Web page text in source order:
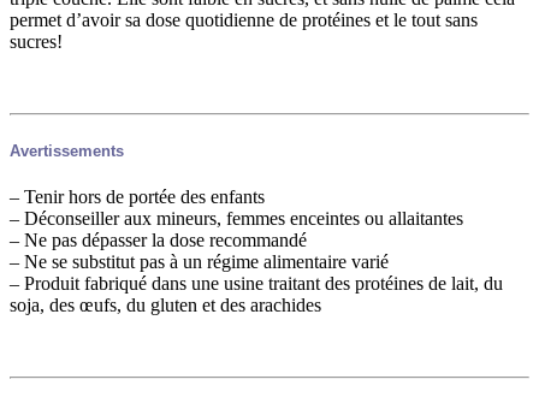
permet d’avoir sa dose quotidienne de protéines et le tout sans
sucres!
Avertissements
– Tenir hors de portée des enfants
– Déconseiller aux mineurs, femmes enceintes ou allaitantes
– Ne pas dépasser la dose recommandé
– Ne se substitut pas à un régime alimentaire varié
– Produit fabriqué dans une usine traitant des protéines de lait, du
soja, des œufs, du gluten et des arachides